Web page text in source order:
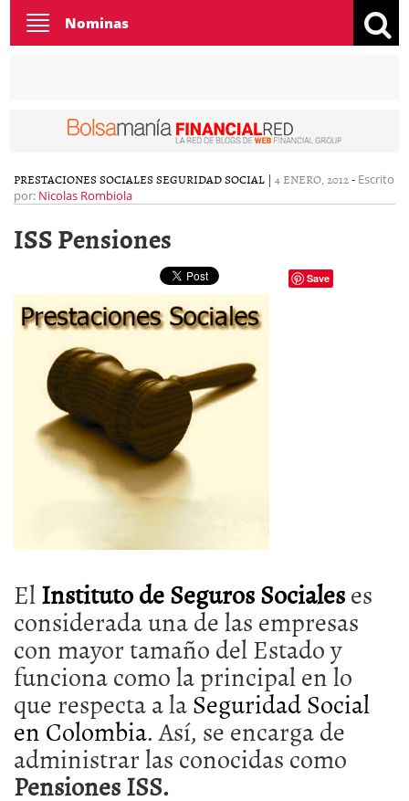
Toggle
navigation
Nominas
PRESTACIONES SOCIALES SEGURIDAD SOCIAL | 4 ENERO, 2012- Escrito
por: Nicolas Rombiola
ISS Pensiones
Save
ElInstituto de Seguros Socialeses
considerada una de las empresas
con mayor tamaño del Estado y
funciona como la principal en lo
que respecta a laSeguridad Social
en Colombia. Así, se encarga de
administrar las conocidas como
Pensiones ISS.